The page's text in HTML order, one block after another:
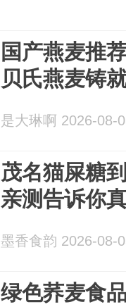
国产燕麦推
贝氏燕麦铸
是大琳啊 2026-08-
茂名猫屎糖
亲测告诉你
墨香食韵 2026-08-
绿色荞麦食